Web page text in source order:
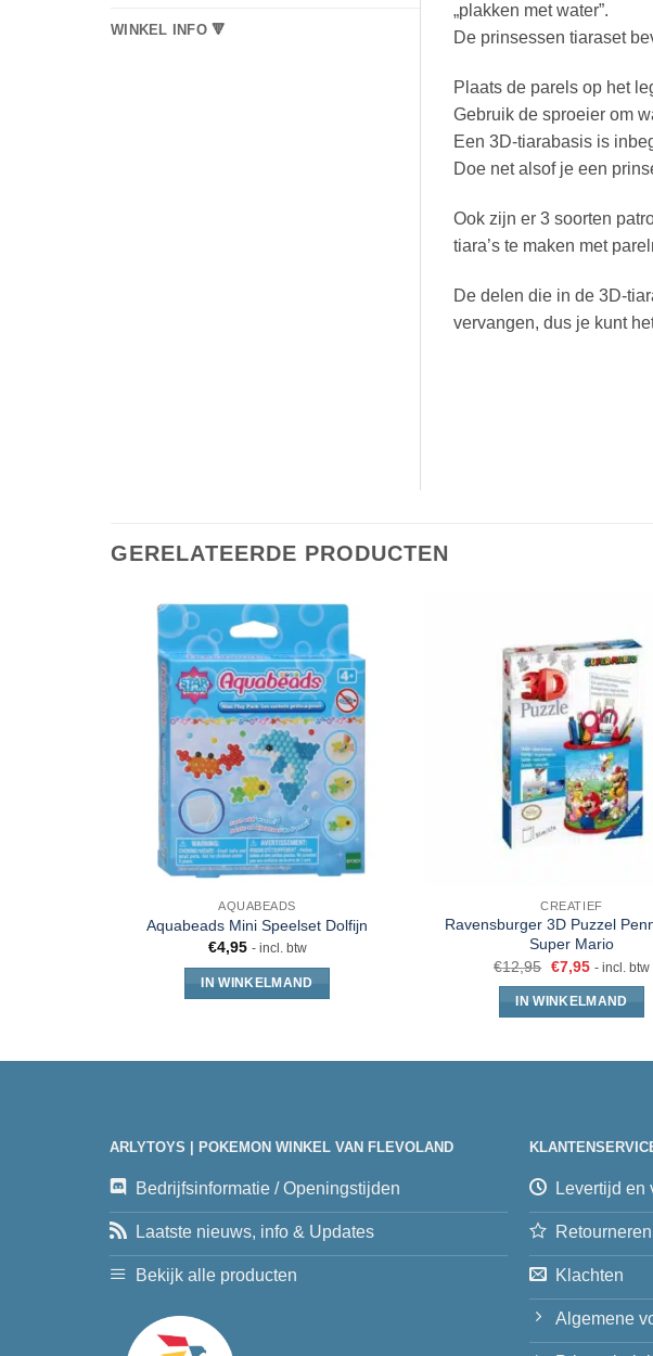
WINKEL INFO 🔻
„plakken met water”.
De prinsessen tiaraset
Plaats de parels op het
Gebruik de sproeier om
Een 3D-tiarabasis is
Doe net alsof je een
Ook zijn er 3 soorten
tiara’s te maken met
De delen die in de 3D-
vervangen, dus je kunt
GERELATEERDE PRODUCTEN
AQUABEADS
Aquabeads Mini Speelset Dolfijn
€4,95 - incl. btw
IN WINKELMAND
CREATIEF
Ravensburger 3D Puzzel
Super Mario
€12,95 €7,95 - incl. btw
IN WINKELMAND
ARLYTOYS | POKEMON WINKEL VAN FLEVOLAND
Bedrijfsinformatie / Openingstijden
Laatste nieuws, info & Updates
Bekijk alle producten
Levertijd en
Retourneren
Klachten
Algemene